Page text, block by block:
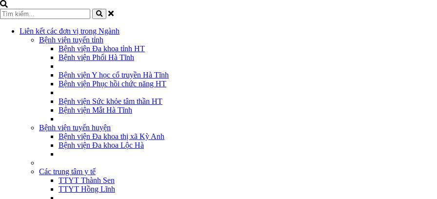
Liên kết các đơn vị trong Ngành
Bệnh viện tuyến tỉnh
Bệnh viện Đa khoa tỉnh HT
Bệnh viện Phổi Hà Tĩnh
Bệnh viện Y học cổ truyền Hà Tĩnh
Bệnh viện Phục hồi chức năng HT
Bệnh viện Sức khỏe tâm thần HT
Bệnh viện Mắt Hà Tĩnh
Bệnh viện tuyến huyện
Bệnh viện Đa khoa thị xã Kỳ Anh
Bệnh viện Đa khoa Lộc Hà
Các trung tâm y tế
TTYT Thành Sen
TTYT Hồng Lĩnh